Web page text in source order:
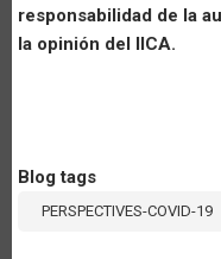
responsabilidad de la
la opinión del IICA.
Blog tags
PERSPECTIVES-COVID-19